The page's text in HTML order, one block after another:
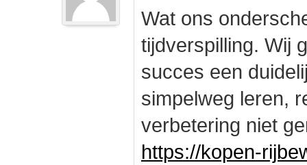
Wat ons
tijdverspilling. Wij
succes een
simpelweg leren,
verbetering niet
https://kopen-